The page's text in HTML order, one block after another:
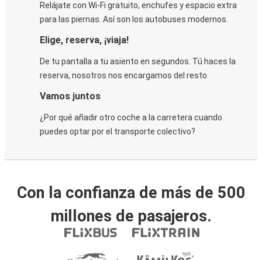
Relájate con Wi-Fi gratuito, enchufes y espacio extra
para las piernas. Así son los autobuses modernos.
Elige, reserva, ¡viaja!
De tu pantalla a tu asiento en segundos. Tú haces la
reserva, nosotros nos encargamos del resto.
Vamos juntos
¿Por qué añadir otro coche a la carretera cuando
puedes optar por el transporte colectivo?
Con la confianza de más de 500
millones de pasajeros.